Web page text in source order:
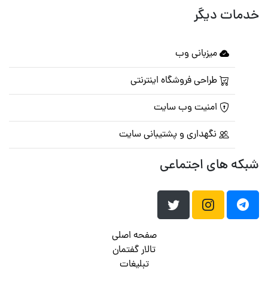
خدمات دیگر
میزبانی وب
طراحی فروشگاه اینترنتی
امنیت وب سایت
نگهداری و پشتیبانی سایت
شبکه های اجتماعی
صفحه اصلی
تالار گفتمان
تبلیغات